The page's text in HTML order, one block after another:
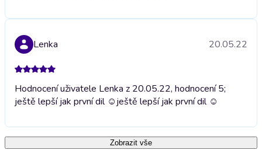
Lenka 20.05.22
Hodnocení uživatele Lenka z 20.05.22, hodnocení 5;
ještě lepší jak první dil ☺ještě lepší jak první dil ☺
Zobrazit vše